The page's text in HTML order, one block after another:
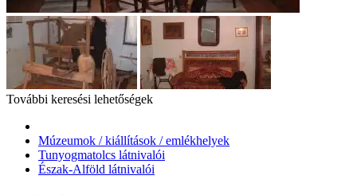
További keresési lehetőségek
Múzeumok / kiállítások / emlékhelyek
Tunyogmatolcs látnivalói
Észak-Alföld látnivalói